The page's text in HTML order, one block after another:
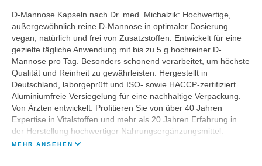
D-Mannose Kapseln nach Dr. med. Michalzik: Hochwertige,
außergewöhnlich reine D-Mannose in optimaler Dosierung –
vegan, natürlich und frei von Zusatzstoffen. Entwickelt für eine
gezielte tägliche Anwendung mit bis zu 5 g hochreiner D-
Mannose pro Tag. Besonders schonend verarbeitet, um höchste
Qualität und Reinheit zu gewährleisten. Hergestellt in
Deutschland, laborgeprüft und ISO- sowie HACCP-zertifiziert.
Aluminiumfreie Versiegelung für eine nachhaltige Verpackung.
Von Ärzten entwickelt. Profitieren Sie von über 40 Jahren
Expertise in Vitalstoffen und mehr als 20 Jahren Erfahrung in
der Herstellung hochwertiger Nahrungsergänzungsmittel.
MEHR ANSEHEN